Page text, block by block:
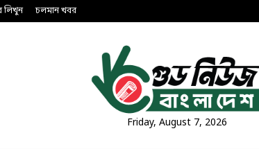
লিখুন চলমান খবর
Friday, August 7, 2026